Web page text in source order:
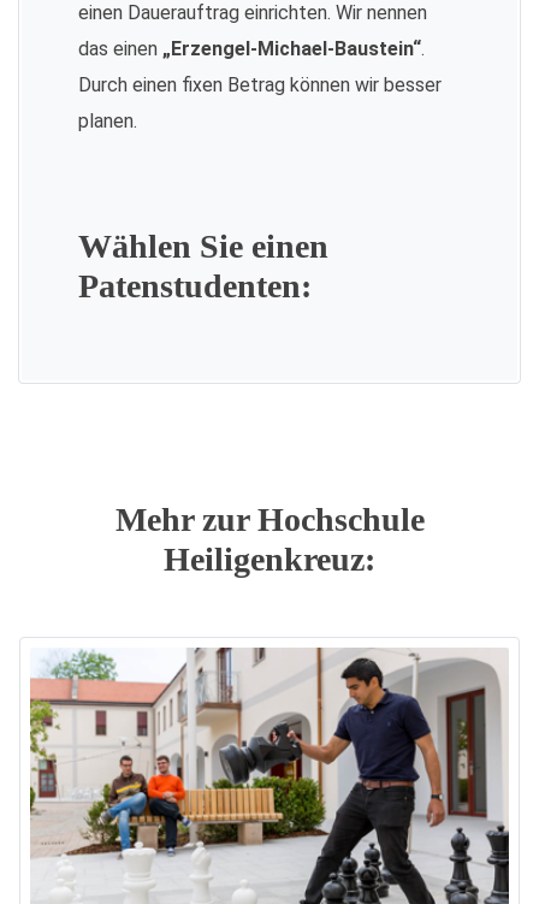
einen Dauerauftrag einrichten. Wir nennen
das einen „Erzengel-Michael-Baustein“.
Durch einen fixen Betrag können wir besser
planen.
Wählen Sie einen
Patenstudenten:
Mehr zur Hochschule
Heiligenkreuz: